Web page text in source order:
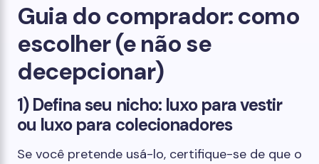
Guia do comprador: como
escolher (e não se
decepcionar)
1) Defina seu nicho: luxo para vestir
ou luxo para colecionadores
Se você pretende usá-lo, certifique-se de que o